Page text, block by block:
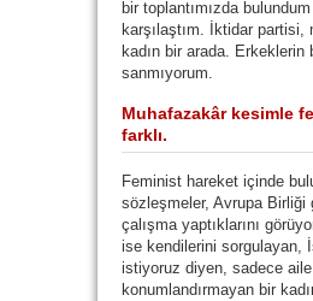
bir toplantımızda
karşılaştım. İktidar
kadın bir arada.
sanmıyorum.
Muhafazakâr kesimle
farklı.
Feminist hareket içinde
sözleşmeler, Avrupa
çalışma yaptıklarını
ise kendilerini sorgulayan,
istiyoruz diyen, sadece
konumlandırmayan bir